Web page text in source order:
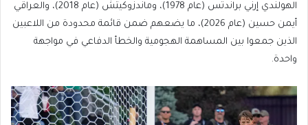
الهولندي إرني براندتس (عام 1978)، وماندزوكيتش (عام 2018)، والعراقي
أيمن حسين (عام 2026)، ما يضعهم ضمن قائمة محدودة من اللاعبين
الذين جمعوا بين المساهمة الهجومية والخطأ الدفاعي في مواجهة
واحدة.